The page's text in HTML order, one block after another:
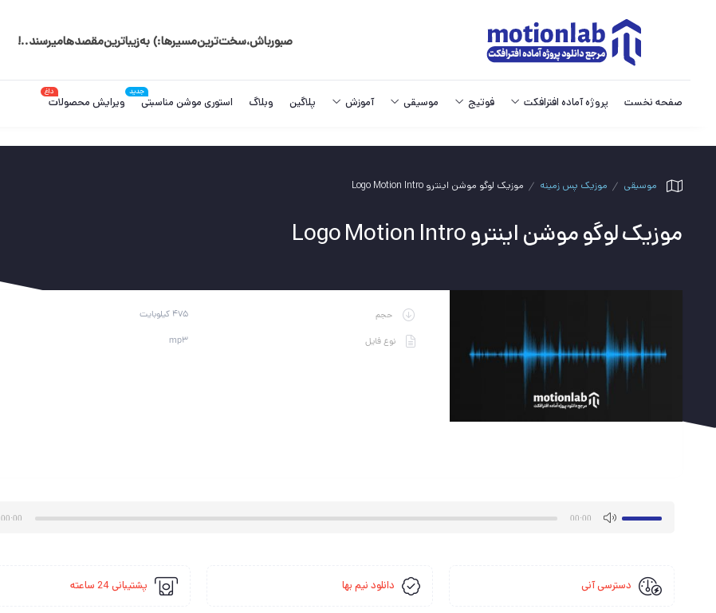
صبور‌باش‌،‌سخت‌ترین‌مسیر‌ها:) به‌زیبا‌ترین‌مقصد‌ها‌میرسند..!️
صفحه نخست پروژه آماده افترافکت فوتیج موسیقی آموزش پلاگین وبلاگ استوری موشن مناسبتی
جدید
ویرایش محصولات
داغ
موسیقی موزیک پس زمینه موزیک لوگو موشن اینترو Logo Motion Intro
موزیک لوگو موشن اینترو Logo Motion Intro
حجم 475 کیلوبایت
نوع فایل mp3
00:00 00:00
دسترسی آنی دانلود نیم بها پشتیبانی 24 ساعته